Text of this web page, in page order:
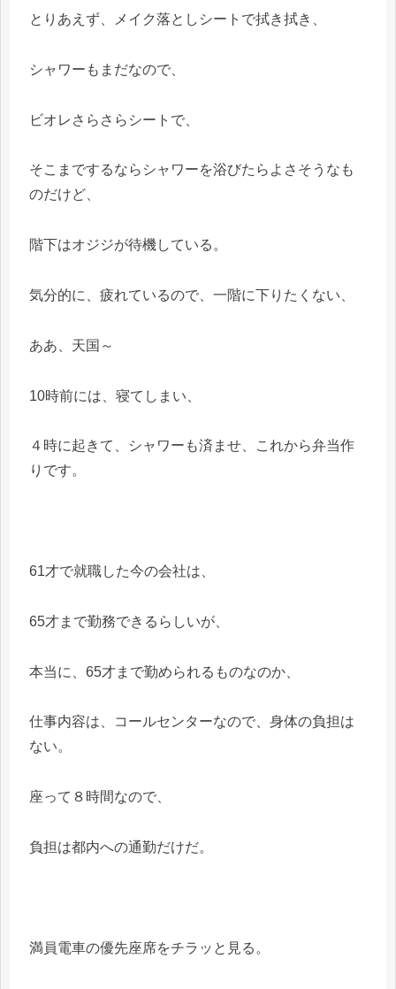
とりあえず、メイク落としシートで拭き拭き、
シャワーもまだなので、
ビオレさらさらシートで、
そこまでするならシャワーを浴びたらよさそうなも
のだけど、
階下はオジジが待機している。
気分的に、疲れているので、一階に下りたくない、
ああ、天国～
10時前には、寝てしまい、
４時に起きて、シャワーも済ませ、これから弁当作
りです。
61才で就職した今の会社は、
65才まで勤務できるらしいが、
本当に、65才まで勤められるものなのか、
仕事内容は、コールセンターなので、身体の負担は
ない。
座って８時間なので、
負担は都内への通勤だけだ。
満員電車の優先座席をチラッと見る。